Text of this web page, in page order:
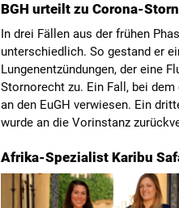
BGH urteilt zu Corona-
In drei Fällen aus der frühen
unterschiedlich. So gestand er
Lungenentzündungen, der eine
Stornorecht zu. Ein Fall, bei
an den EuGH verwiesen. Ein
wurde an die Vorinstanz
Afrika-Spezialist Karibu